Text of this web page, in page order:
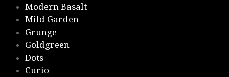
Modern Basalt
Mild Garden
Grunge
Goldgreen
Dots
Curio